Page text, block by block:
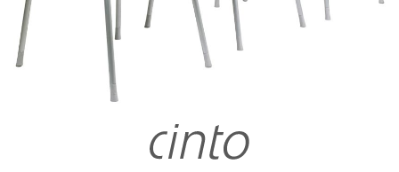
Opens
Linkedin
Opens
to
Instagram
Opens
to
Humanscale
Blog
Opens
Opens